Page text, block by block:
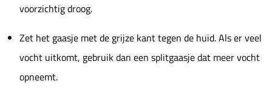
voorzichtig droog.
Zet het gaasje met de grijze kant tegen de huid. Als er veel
vocht uitkomt, gebruik dan een splitgaasje dat meer vocht
opneemt.